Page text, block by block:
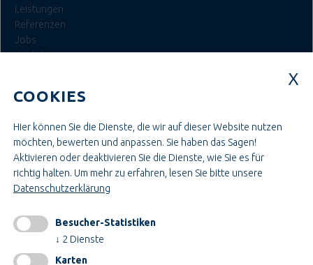
Leistungen
Referenzen
Jobs
Kontakt
Ausbildung & Studium
Bau- & Projektleitung
Administration & Verwaltung
Handwerk & Montage
Konstruktion & Technik
INFORMATIONEN
Impressum
COOKIES
Hier können Sie die Dienste, die wir auf dieser Website nutzen
möchten, bewerten und anpassen. Sie haben das Sagen!
Aktivieren oder deaktivieren Sie die Dienste, wie Sie es für
richtig halten. Um mehr zu erfahren, lesen Sie bitte unsere
Datenschutzerklärung
Besucher-Statistiken
↓ 2 Dienste
Karten